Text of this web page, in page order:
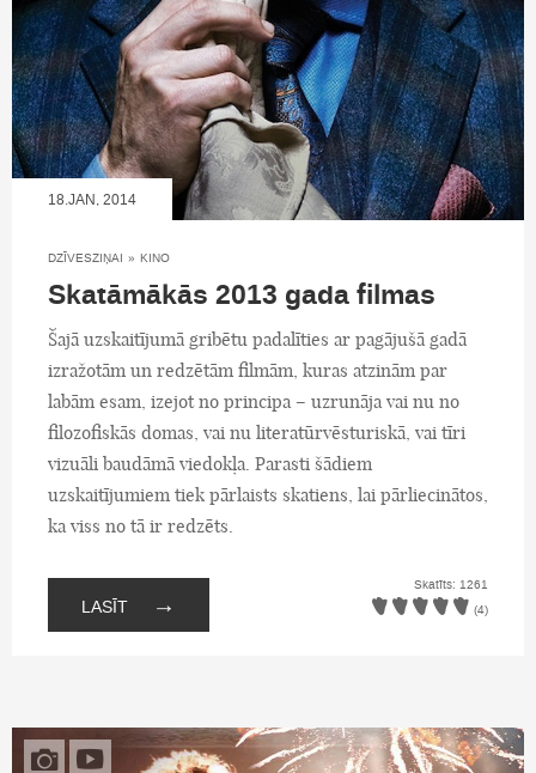
18.JAN, 2014
DZĪVESZIŅAI » KINO
Skatāmākās 2013 gada filmas
Šajā uzskaitījumā gribētu padalīties ar pagājušā gadā
izražotām un redzētām filmām, kuras atzinām par
labām esam, izejot no principa – uzrunāja vai nu no
filozofiskās domas, vai nu literatūrvēsturiskā, vai tīri
vizuāli baudāmā viedokļa. Parasti šādiem
uzskaitījumiem tiek pārlaists skatiens, lai pārliecinātos,
ka viss no tā ir redzēts.
LASĪT →
Skatīts: 1261
(4)